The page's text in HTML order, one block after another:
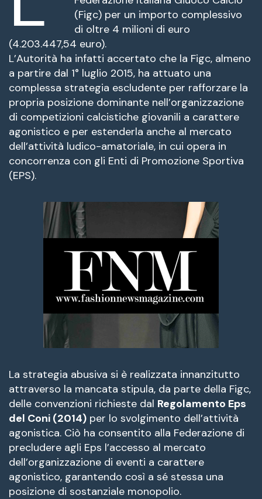
fuente.
(Figc) per un importo complessivo
di oltre 4 milioni di euro
(4.203.447,54 euro).
L’Autorità ha infatti accertato che la Figc, almeno
a partire dal 1° luglio 2015, ha attuato una
complessa strategia escludente per rafforzare la
propria posizione dominante nell’organizzazione
di competizioni calcistiche giovanili a carattere
agonistico e per estenderla anche al mercato
dell’attività ludico-amatoriale, in cui opera in
concorrenza con gli Enti di Promozione Sportiva
(EPS).
La strategia abusiva si è realizzata innanzitutto
attraverso la mancata stipula, da parte della Figc,
delle convenzioni richieste dal Regolamento Eps
del Coni (2014) per lo svolgimento dell’attività
agonistica. Ciò ha consentito alla Federazione di
precludere agli Eps l’accesso al mercato
dell’organizzazione di eventi a carattere
agonistico, garantendo così a sé stessa una
posizione di sostanziale monopolio.